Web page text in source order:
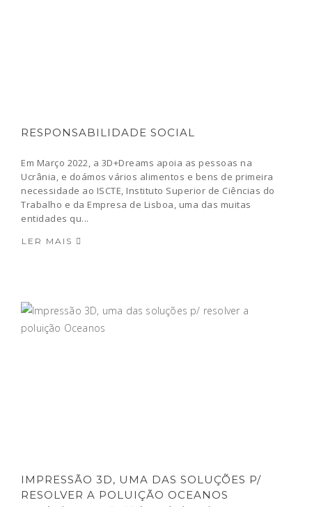
RESPONSABILIDADE SOCIAL
Em Março 2022, a 3D+Dreams apoia as pessoas na
Ucrânia, e doámos vários alimentos e bens de primeira
necessidade ao ISCTE, Instituto Superior de Ciências do
Trabalho e da Empresa de Lisboa, uma das muitas
entidades qu...
LER MAIS
IMPRESSÃO 3D, UMA DAS SOLUÇÕES P/
RESOLVER A POLUIÇÃO OCEANOS